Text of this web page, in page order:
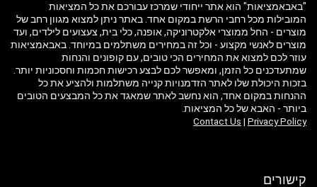
"באבאמציאות" הוא אתר ייחודי שמרכז עבורכם את כל המציאות
המובילות מכל רחבי הרשת במקום אחד. באתר ניתן למצוא מגוון רחב של
מוצרים - החל ממוצרי אלקטרוניקה, אופנה, כלי בית, צעצועים לילדים, ועד
מוצרים לאנשי מקצוע - וכל זה במחירים משתלמים במיוחד. באבאמציאות
עוזר לכם למצוא את המחירים הכי טובים, עם קופונים והנחות
שמתעדכנים כל הזמן, ומאפשר לכם לבצע רכישות חכמות וחסכוניות יותר.
בזכות היכולת שלו לאתר הזדמנויות קנייה משתלמות ולהציע את כל
ההנחות במקום אחד, הוא נחשב לאתר שמאגד את כל המבצעים הטובים
ביותר - האבא של כל המציאות.
Contact Us | Privacy Policy
קישורים